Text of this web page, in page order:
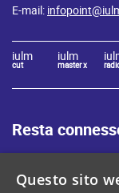
E-mail:
iulm
cut
iulm
master x
Resta
Questo sito